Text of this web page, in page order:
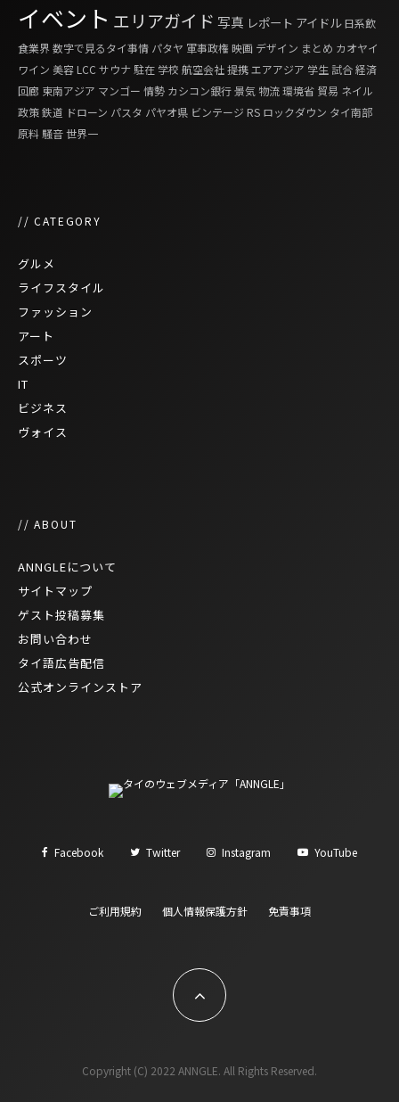
イベント エリアガイド 写真 レポート アイドル 日系飲
食業界 数字で見るタイ事情 パタヤ 軍事政権映画 デザイン まとめ カオヤイ
ワイン 美容LCC サウナ 駐在 学校 航空会社提携エアアジア 学生 試合経済
回廊 東南アジア マンゴー 情勢 カシコン銀行景気 物流環境省 貿易 ネイル
政策鉄道 ドローン パスタ パヤオ県 ビンテージ RS ロックダウン タイ南部
原料 騒音世界一
// CATEGORY
グルメ
ライフスタイル
ファッション
アート
スポーツ
IT
ビジネス
ヴォイス
// ABOUT
ANNGLEについて
サイトマップ
ゲスト投稿募集
お問い合わせ
タイ語広告配信
公式オンラインストア
Facebook Twitter Instagram YouTube
ご利用規約 個人情報保護方針 免責事項
Copyright (C) 2022 ANNGLE. All Rights Reserved.